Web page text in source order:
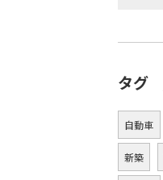
タグ
自動車
新築